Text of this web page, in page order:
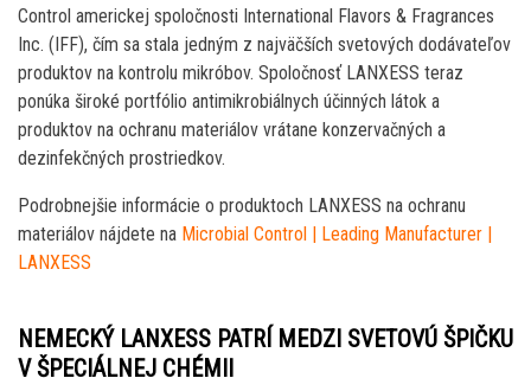
Control americkej spoločnosti International Flavors & Fragrances
Inc. (IFF), čím sa stala jedným z najväčších svetových dodávateľov
produktov na kontrolu mikróbov. Spoločnosť LANXESS teraz
ponúka široké portfólio antimikrobiálnych účinných látok a
produktov na ochranu materiálov vrátane konzervačných a
dezinfekčných prostriedkov.
Podrobnejšie informácie o produktoch LANXESS na ochranu
materiálov nájdete na Microbial Control | Leading Manufacturer |
LANXESS
NEMECKÝ LANXESS PATRÍ MEDZI SVETOVÚ ŠPIČKU
V ŠPECIÁLNEJ CHÉMII